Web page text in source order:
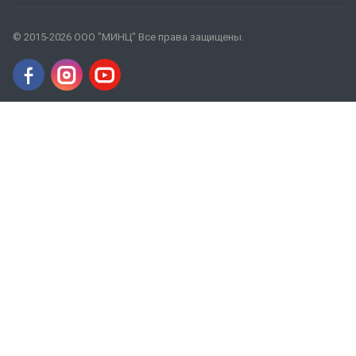
© 2015-2026 ООО "МИНЦ" Все права защищены.